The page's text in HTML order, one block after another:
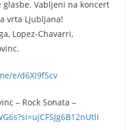
Vabljeni na koncert
vrta Ljubljana!
Lopez-Chavarri,
e/d6XI9fScv
– Rock Sonata –